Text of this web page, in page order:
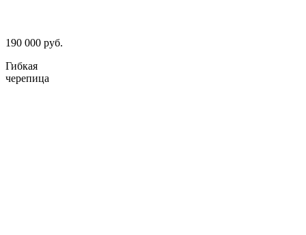
190 000 руб.
Гибкая
черепица